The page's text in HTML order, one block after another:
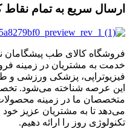
ارسال سریع به تمام نقاط
فروشگاه کالای طب پیشگامان
خدمت به مشتریان در زمینه
فیزیوتراپی، پزشکی ورزشی و
این عرصه شناخته می‌شود.
متخصصان ما در زمینه محصولات
می‌دهد تا به مشتریان عزیز
تکنولوژی روز را ارائه دهیم.